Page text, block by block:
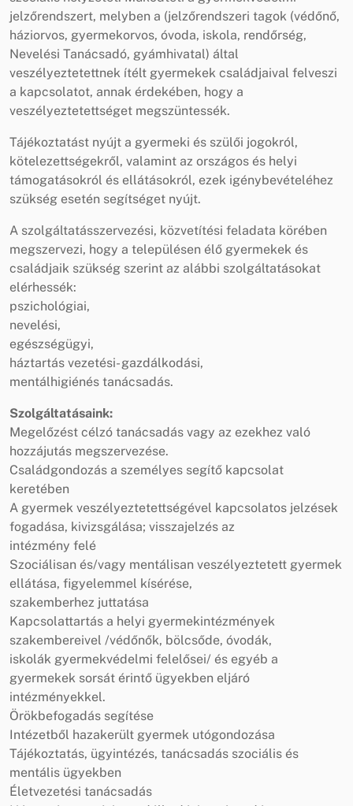
jelzőrendszert, melyben a (jelzőrendszeri tagok (védőnő,
háziorvos, gyermekorvos, óvoda, iskola, rendőrség,
Nevelési Tanácsadó, gyámhivatal) által
veszélyeztetettnek ítélt gyermekek családjaival felveszi
a kapcsolatot, annak érdekében, hogy a
veszélyeztetettséget megszüntessék.
Tájékoztatást nyújt a gyermeki és szülői jogokról,
kötelezettségekről, valamint az országos és helyi
támogatásokról és ellátásokról, ezek igénybevételéhez
szükség esetén segítséget nyújt.
A szolgáltatásszervezési, közvetítési feladata körében
megszervezi, hogy a településen élő gyermekek és
családjaik szükség szerint az alábbi szolgáltatásokat
elérhessék:
pszichológiai,
nevelési,
egészségügyi,
háztartás vezetési- gazdálkodási,
mentálhigiénés tanácsadás.
Szolgáltatásaink:
Megelőzést célzó tanácsadás vagy az ezekhez való
hozzájutás megszervezése.
Családgondozás a személyes segítő kapcsolat
keretében
A gyermek veszélyeztetettségével kapcsolatos jelzések
fogadása, kivizsgálása; visszajelzés az
intézmény felé
Szociálisan és/vagy mentálisan veszélyeztetett gyermek
ellátása, figyelemmel kísérése,
szakemberhez juttatása
Kapcsolattartás a helyi gyermekintézmények
szakembereivel /védőnők, bölcsőde, óvodák,
iskolák gyermekvédelmi felelősei/ és egyéb a
gyermekek sorsát érintő ügyekben eljáró
intézményekkel.
Örökbefogadás segítése
Intézetből hazakerült gyermek utógondozása
Tájékoztatás, ügyintézés, tanácsadás szociális és
mentális ügyekben
Életvezetési tanácsadás